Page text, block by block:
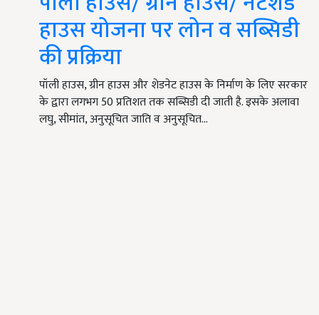
हाउस योजना पर लोन व सब्सिडी
की प्रक्रिया
पॉली हाउस, ग्रीन हाउस और शेडनेट हाउस के निर्माण के लिए सरकार
के द्वारा लगभग 50 प्रतिशत तक सब्सिडी दी जाती है. इसके अलावा
लघु, सीमांत, अनुसूचित जाति व अनुसूचित…